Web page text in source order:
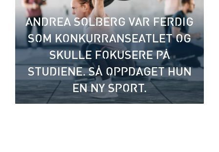
ANDREA SOLBERG VAR FERDIG
SOM KONKURRANSEATLET OG
SKULLE FOKUSERE PÅ
STUDIENE. SÅ OPPDAGET HUN
EN NY SPORT.